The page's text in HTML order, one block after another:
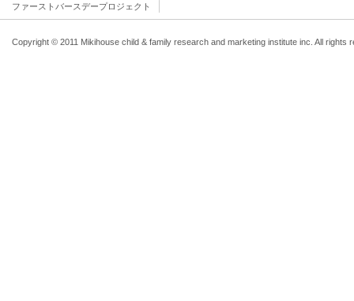
ファーストバースデープロジェクト
Copyright © 2011 Mikihouse child & family research and marketing institute inc. All rights